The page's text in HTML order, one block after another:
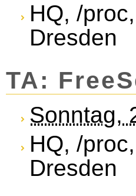
HQ, /
Dresden
TA:
Sonntag,
HQ, /
Dresden